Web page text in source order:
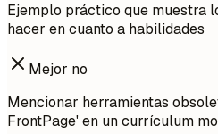
Ejemplo práctico que muestra
hacer en cuanto a habilidades
Mejor no
Mencionar herramientas
FrontPage' en un currículum